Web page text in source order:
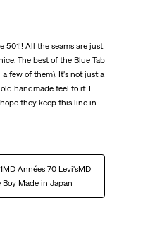
501!! All the seams are just
The best of the Blue Tab
few of them). It's not just a
handmade feel to it. I
they keep this line in
Années 70 Levi'sMD
Made in Japan